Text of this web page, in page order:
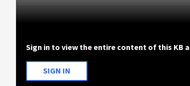
Sign in to view the entire content of this KB
SIGN IN